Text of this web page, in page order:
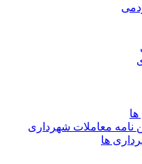
نامه معاملات شهرداری
ها